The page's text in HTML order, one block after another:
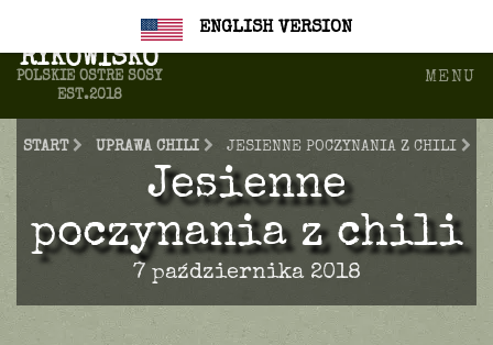
ENGLISH VERSION
biuro@farmachili.pl
RYKOWISKO
POLSKIE OSTRE SOSY
EST.2018
MENU
START UPRAWA CHILI JESIENNE POCZYNANIA Z CHILI
Jesienne
poczynania z chili
7 października 2018